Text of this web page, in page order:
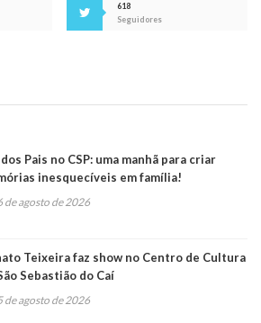
618
Seguidores
Pais no CSP: uma manhã para criar
inesquecíveis em família!
de agosto de 2026
Teixeira faz show no Centro de Cultura
Sebastião do Caí
de agosto de 2026